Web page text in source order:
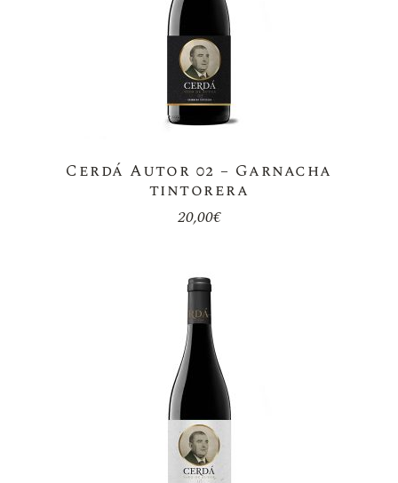
Cerdá Autor 02 – Garnacha
tintorera
20,00€